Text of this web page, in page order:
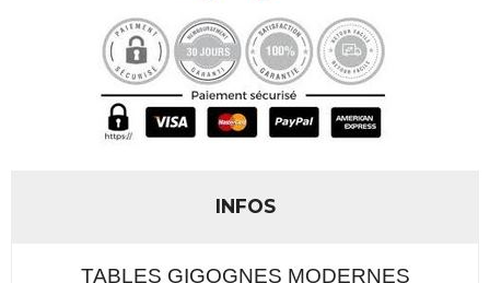
INFOS
TABLES GIGOGNES MODERNES